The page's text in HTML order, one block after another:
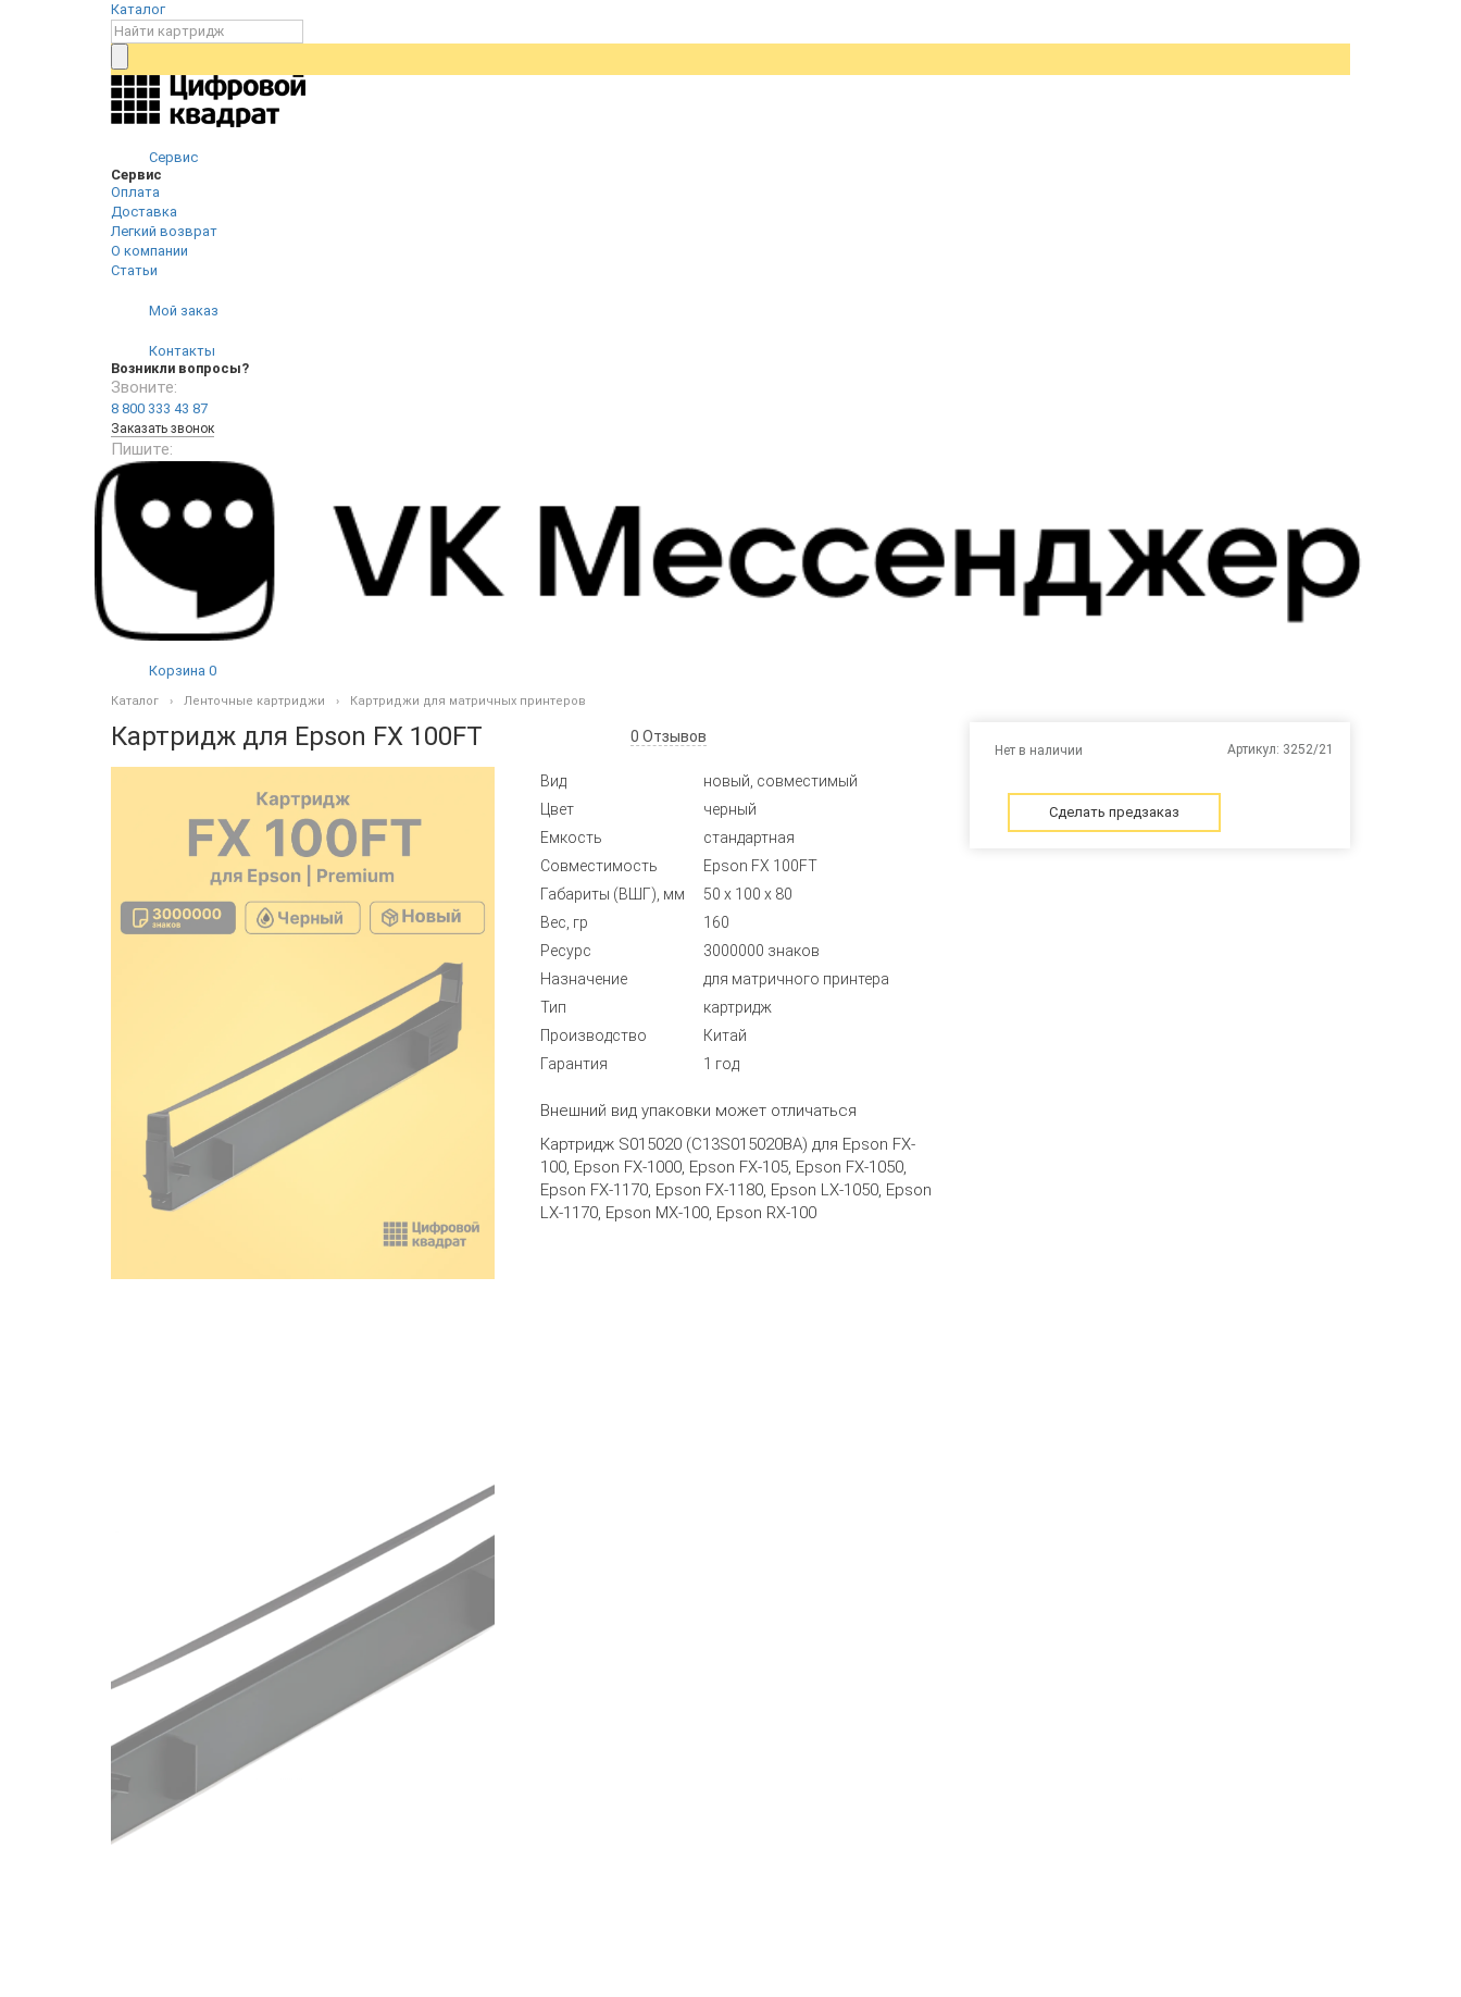
Каталог
Сервис
Сервис
Оплата
Доставка
Легкий возврат
О компании
Статьи
Мой заказ
Контакты
Возникли вопросы?
Звоните:
8 800 333 43 87
Заказать звонок
Пишите:
Корзина 0
Каталог Ленточные картриджи Картриджи для матричных принтеров
Картридж для Epson FX 100FT 0 Отзывов
Вид
новый, совместимый
Цвет
черный
Емкость
стандартная
Совместимость
Epson FX 100FT
Габариты (ВШГ), мм
50 x 100 x 80
Вес, гр
160
Ресурс
3000000 знаков
Назначение
для матричного принтера
Тип
картридж
Производство
Китай
Гарантия
1 год
Внешний вид упаковки может отличаться
Картридж S015020 (C13S015020BA) для Epson FX-
100, Epson FX-1000, Epson FX-105, Epson FX-1050,
Epson FX-1170, Epson FX-1180, Epson LX-1050, Epson
LX-1170, Epson MX-100, Epson RX-100
Нет в наличии Артикул: 3252/21
Сделать предзаказ